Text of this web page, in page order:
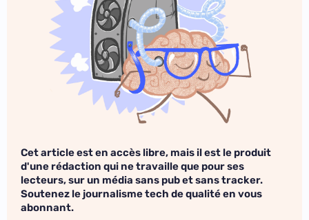
Cet article est en accès libre, mais il est le produit
d'une rédaction qui ne travaille que pour ses
lecteurs, sur un média sans pub et sans tracker.
Soutenez le journalisme tech de qualité en vous
abonnant.